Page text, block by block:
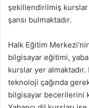
şekillendirilmiş kurslar
şansı bulmaktadır.
Halk Eğitim
bilgisayar eğitimi,
kurslar yer almaktadır.
teknoloji çağında
bilgisayar becerilerini